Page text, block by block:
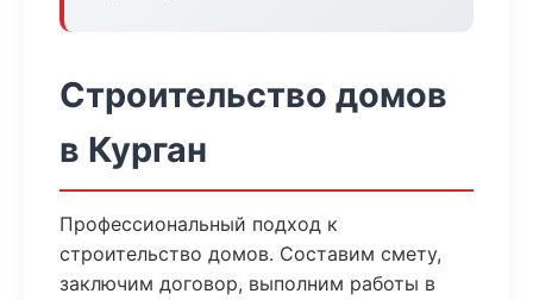
Строительство домов
в Курган
Профессиональный подход к
строительство домов. Составим смету,
заключим договор, выполним работы в